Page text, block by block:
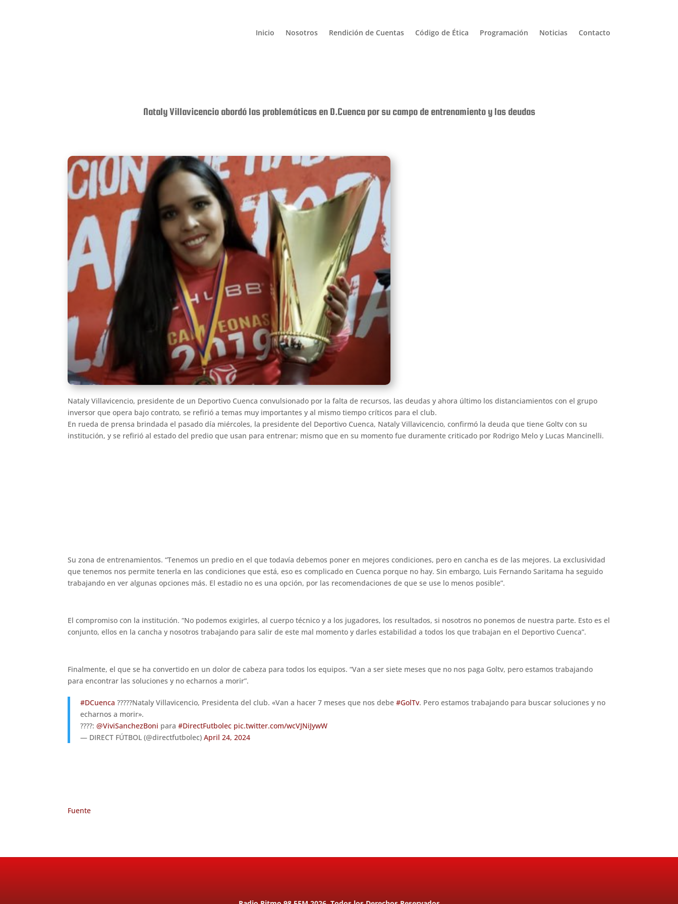
Inicio Nosotros Rendición de Cuentas Código de Ética Programación Noticias Contacto
Nataly Villavicencio abordó las problemáticas en D.Cuenca por su campo de entrenamiento y las deudas
Nataly Villavicencio, presidente de un Deportivo Cuenca convulsionado por la falta de recursos, las deudas y ahora último los distanciamientos con el grupo
inversor que opera bajo contrato, se refirió a temas muy importantes y al mismo tiempo críticos para el club.
En rueda de prensa brindada el pasado día miércoles, la presidente del Deportivo Cuenca, Nataly Villavicencio, confirmó la deuda que tiene Goltv con su
institución, y se refirió al estado del predio que usan para entrenar; mismo que en su momento fue duramente criticado por Rodrigo Melo y Lucas Mancinelli.
Su zona de entrenamientos. “Tenemos un predio en el que todavía debemos poner en mejores condiciones, pero en cancha es de las mejores. La exclusividad
que tenemos nos permite tenerla en las condiciones que está, eso es complicado en Cuenca porque no hay. Sin embargo, Luis Fernando Saritama ha seguido
trabajando en ver algunas opciones más. El estadio no es una opción, por las recomendaciones de que se use lo menos posible”.
El compromiso con la institución. “No podemos exigirles, al cuerpo técnico y a los jugadores, los resultados, si nosotros no ponemos de nuestra parte. Esto es el
conjunto, ellos en la cancha y nosotros trabajando para salir de este mal momento y darles estabilidad a todos los que trabajan en el Deportivo Cuenca”.
Finalmente, el que se ha convertido en un dolor de cabeza para todos los equipos. “Van a ser siete meses que no nos paga Goltv, pero estamos trabajando
para encontrar las soluciones y no echarnos a morir”.
#DCuenca ?????Nataly Villavicencio, Presidenta del club. «Van a hacer 7 meses que nos debe#GolTv. Pero estamos trabajando para buscar soluciones y no
echarnos a morir».
????:@ViviSanchezBoni para#DirectFutbolec pic.twitter.com/wcVJNiJywW
— DIRECT FÚTBOL (@directfutbolec)April 24, 2024
Fuente